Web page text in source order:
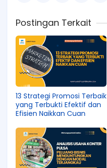
Postingan Terkait
13 Strategi Promosi Terbaik
yang Terbukti Efektif dan
Efisien Naikkan Cuan